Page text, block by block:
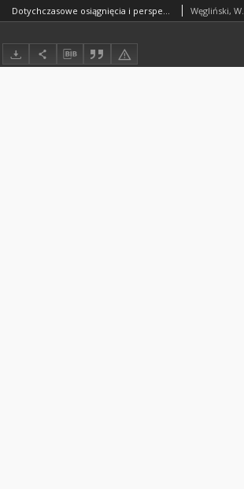
Dotychczasowe osiągnięcia i perspektywy rozwoju osadnictwa parcelacyjnego, grupowego i spółdzielczego na Pomorzu Zachodnim Węgliński, W.